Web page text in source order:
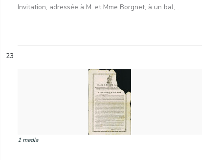
Invitation, adressée à M. et Mme Borgnet, à un bal,...
23
1 media